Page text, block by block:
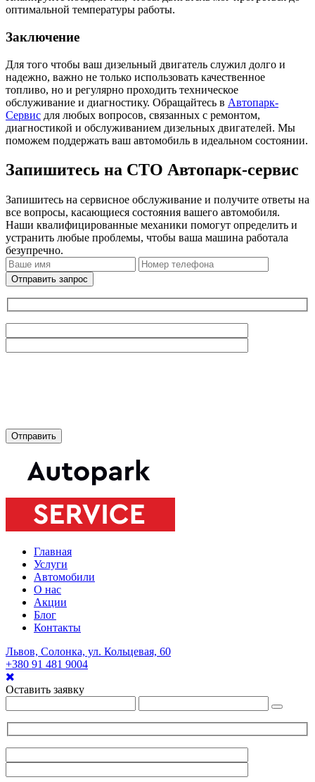
оптимальной температуры работы.
Заключение
Для того чтобы ваш дизельный двигатель служил долго и
надежно, важно не только использовать качественное
топливо, но и регулярно проходить техническое
обслуживание и диагностику. Обращайтесь в Автопарк-
Сервис для любых вопросов, связанных с ремонтом,
диагностикой и обслуживанием дизельных двигателей. Мы
поможем поддержать ваш автомобиль в идеальном состоянии.
Запишитесь на СТО Автопарк-сервис
Запишитесь на сервисное обслуживание и получите ответы на
все вопросы, касающиеся состояния вашего автомобиля.
Наши квалифицированные механики помогут определить и
устранить любые проблемы, чтобы ваша машина работала
безупречно.
Отправить запрос
Главная
Услуги
Автомобили
О нас
Акции
Блог
Контакты
Львов, Солонка, ул. Кольцевая, 60
+380 91 481 9004
Оставить заявку